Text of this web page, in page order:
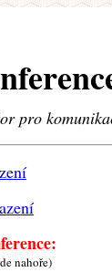
pro
nahoře)